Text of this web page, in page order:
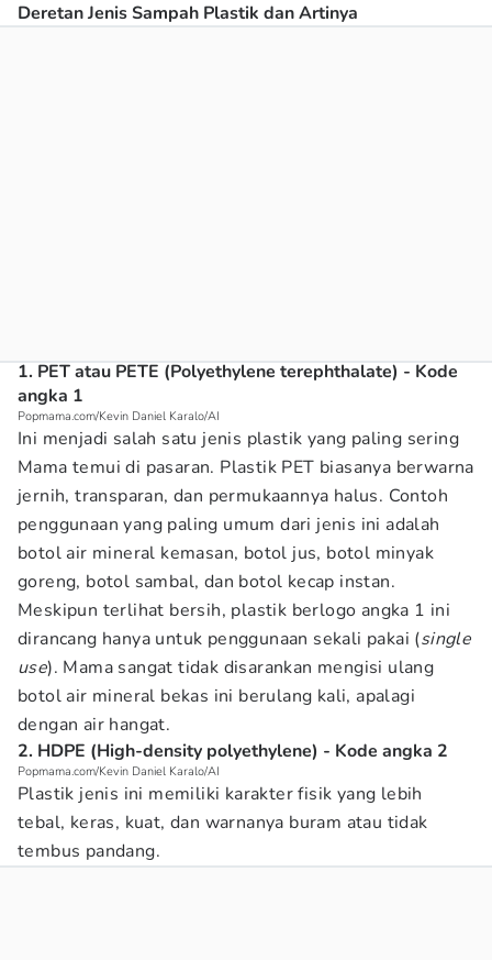
Deretan Jenis Sampah Plastik dan Artinya
1. PET atau PETE (Polyethylene terephthalate) - Kode
angka 1
Popmama.com/Kevin Daniel Karalo/AI
Ini menjadi salah satu jenis plastik yang paling sering
Mama temui di pasaran. Plastik PET biasanya berwarna
jernih, transparan, dan permukaannya halus. Contoh
penggunaan yang paling umum dari jenis ini adalah
botol air mineral kemasan, botol jus, botol minyak
goreng, botol sambal, dan botol kecap instan.
Meskipun terlihat bersih, plastik berlogo angka 1 ini
dirancang hanya untuk penggunaan sekali pakai (single
use). Mama sangat tidak disarankan mengisi ulang
botol air mineral bekas ini berulang kali, apalagi
dengan air hangat.
2. HDPE (High-density polyethylene) - Kode angka 2
Popmama.com/Kevin Daniel Karalo/AI
Plastik jenis ini memiliki karakter fisik yang lebih
tebal, keras, kuat, dan warnanya buram atau tidak
tembus pandang.